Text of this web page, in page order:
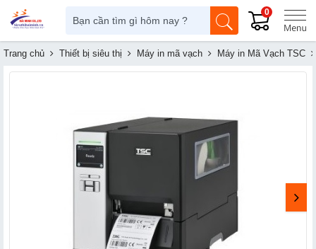
0
Trang chủ Thiết bị siêu thị Máy in mã vạch Máy in Mã Vạch TSC